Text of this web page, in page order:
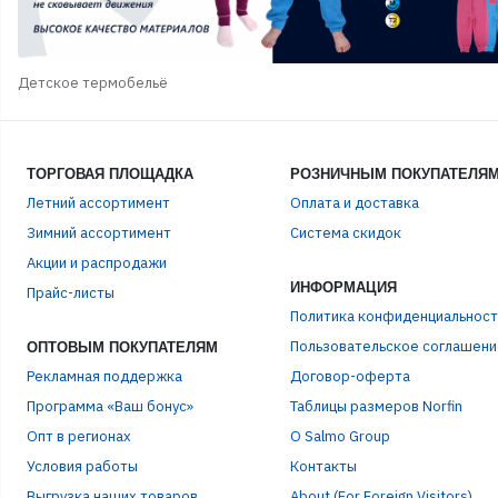
Детское термобельё
ТОРГОВАЯ ПЛОЩАДКА
Летний ассортимент
Зимний ассортимент
Акции и распродажи
Прайс-листы
ОПТОВЫМ ПОКУПАТЕЛЯМ
Рекламная поддержка
Программа «Ваш бонус»
Опт в регионах
Условия работы
РОЗНИЧНЫМ
Оплата и доставка
Система скидок
ИНФОРМАЦИЯ
Политика
Пользовательское
Договор-оферта
Таблицы размеров Norfin
О Salmo Group
Контакты